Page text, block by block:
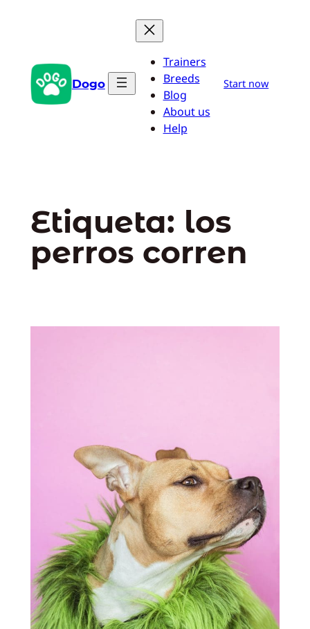
Dogo
Trainers
Breeds
Blog
About us
Help
Start now
Etiqueta: los
perros corren